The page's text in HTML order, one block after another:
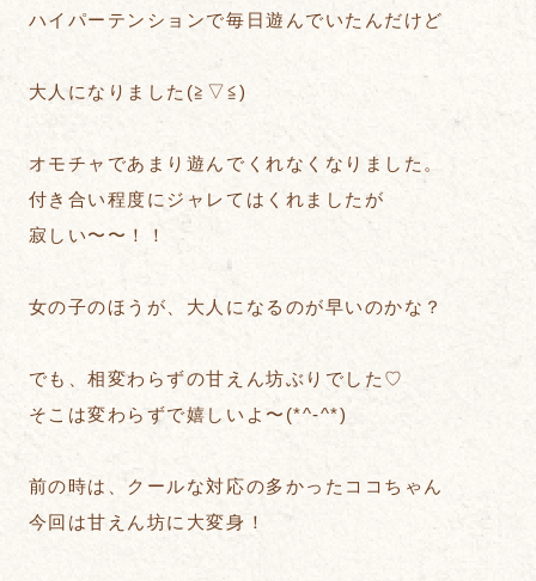
ハイパーテンションで毎日遊んでいたんだけど
大人になりました(≧▽≦)
オモチャであまり遊んでくれなくなりました。
付き合い程度にジャレてはくれましたが
寂しい〜〜！！
女の子のほうが、大人になるのが早いのかな？
でも、相変わらずの甘えん坊ぶりでした♡
そこは変わらずで嬉しいよ〜(*^-^*)
前の時は、クールな対応の多かったココちゃん
今回は甘えん坊に大変身！